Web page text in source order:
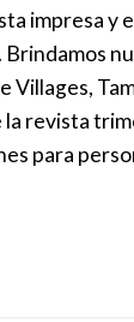
impresa
Brindamos
Villages,
la revista
para